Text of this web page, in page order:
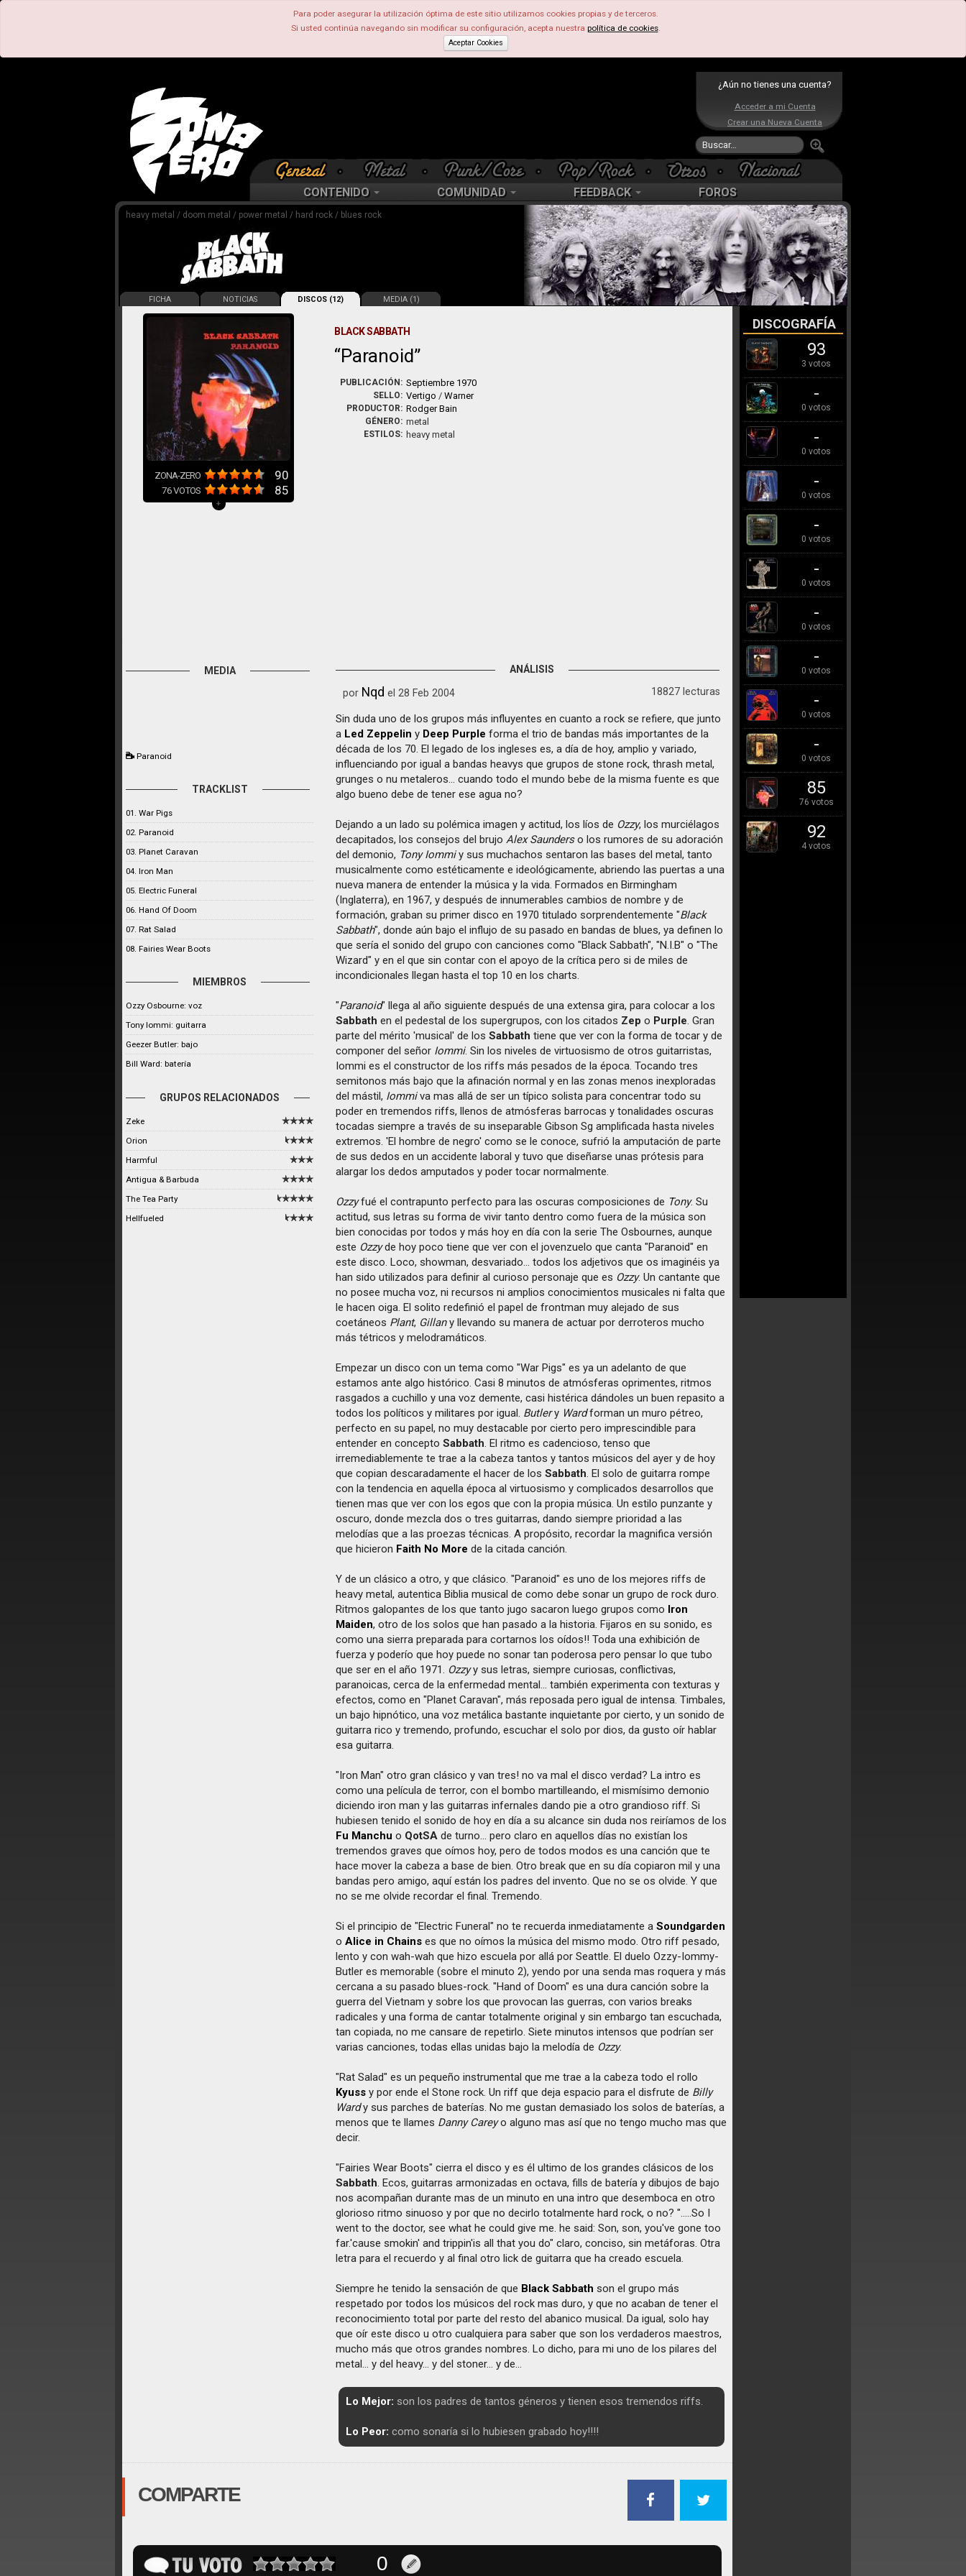
Para poder asegurar la utilización óptima de este sitio utilizamos cookies propias y de terceros.
Si usted continúa navegando sin modificar su configuración, acepta nuestra política de cookies.
Aceptar Cookies
¿Aún no tienes una cuenta?
Acceder a mi Cuenta
Crear una Nueva Cuenta
CONTENIDO COMUNIDAD FEEDBACK FOROS
heavy metal / doom metal / power metal / hard rock / blues rock
FICHA NOTICIAS DISCOS (12) MEDIA (1)
ZONA-ZERO 90
76VOTOS 85
+
BLACK SABBATH
Paranoid
PUBLICACIÓN: Septiembre 1970
SELLO: Vertigo /Warner
PRODUCTOR: Rodger Bain
GÉNERO: metal
ESTILOS: heavy metal
MEDIA
Paranoid
TRACKLIST
01. War Pigs
02. Paranoid
03. Planet Caravan
04. Iron Man
05. Electric Funeral
06. Hand Of Doom
07. Rat Salad
08. Fairies Wear Boots
MIEMBROS
Ozzy Osbourne: voz
Tony Iommi: guitarra
Geezer Butler: bajo
Bill Ward: batería
GRUPOS RELACIONADOS
Zeke
Orion
Harmful
Antigua & Barbuda
The Tea Party
Hellfueled
ANÁLISIS
por Nqd el 28 Feb 2004 18827 lecturas
Sin duda uno de los grupos más influyentes en cuanto a rock se refiere, que junto
a Led Zeppelin y Deep Purple forma el trio de bandas más importantes de la
década de los 70. El legado de los ingleses es, a día de hoy, amplio y variado,
influenciando por igual a bandas heavys que grupos de stone rock, thrash metal,
grunges o nu metaleros... cuando todo el mundo bebe de la misma fuente es que
algo bueno debe de tener ese agua no?
Dejando a un lado su polémica imagen y actitud, los líos de Ozzy, los murciélagos
decapitados, los consejos del brujoAlex Saunderso los rumores de su adoración
del demonio, Tony Iommiy sus muchachos sentaron las bases del metal, tanto
musicalmente como estéticamente e ideológicamente, abriendo las puertas a una
nueva manera de entender la música y la vida. Formados en Birmingham
(Inglaterra), en 1967, y después de innumerables cambios de nombre y de
formación, graban su primer disco en 1970 titulado sorprendentemente "Black
Sabbath", donde aún bajo el influjo de su pasado en bandas de blues, ya definen lo
que sería el sonido del grupo con canciones como "Black Sabbath", "N.I.B" o "The
Wizard" y en el que sin contar con el apoyo de la crítica pero si de miles de
incondicionales llegan hasta el top 10 en los charts.
"Paranoid" llega al año siguiente después de una extensa gira, para colocar a los
Sabbath en el pedestal de los supergrupos, con los citados Zep o Purple. Gran
parte del mérito 'musical' de losSabbath tiene que ver con la forma de tocar y de
componer del señor Iommi. Sin los niveles de virtuosismo de otros guitarristas,
Iommi es el constructor de los riffs más pesados de la época. Tocando tres
semitonos más bajo que la afinación normal y en las zonas menos inexploradas
del mástil, Iommiva mas allá de ser un típico solista para concentrar todo su
poder en tremendos riffs, llenos de atmósferas barrocas y tonalidades oscuras
tocadas siempre a través de su inseparable Gibson Sg amplificada hasta niveles
extremos. 'El hombre de negro' como se le conoce, sufrió la amputación de parte
de sus dedos en un accidente laboral y tuvo que diseñarse unas prótesis para
alargar los dedos amputados y poder tocar normalmente.
Ozzyfué el contrapunto perfecto para las oscuras composiciones de Tony. Su
actitud, sus letras su forma de vivir tanto dentro como fuera de la música son
bien conocidas por todos y más hoy en día con la serie The Osbournes, aunque
este Ozzyde hoy poco tiene que ver con el jovenzuelo que canta "Paranoid" en
este disco. Loco, showman, desvariado... todos los adjetivos que os imaginéis ya
han sido utilizados para definir al curioso personaje que es Ozzy. Un cantante que
no posee mucha voz, ni recursos ni amplios conocimientos musicales ni falta que
le hacen oiga. El solito redefinió el papel de frontman muy alejado de sus
coetáneos Plant, Gillany llevando su manera de actuar por derroteros mucho
más tétricos y melodramáticos.
Empezar un disco con un tema como "War Pigs" es ya un adelanto de que
estamos ante algo histórico. Casi 8 minutos de atmósferas oprimentes, ritmos
rasgados a cuchillo y una voz demente, casi histérica dándoles un buen repasito a
todos los políticos y militares por igual. Butlery Wardforman un muro pétreo,
perfecto en su papel, no muy destacable por cierto pero imprescindible para
entender en conceptoSabbath. El ritmo es cadencioso, tenso que
irremediablemente te trae a la cabeza tantos y tantos músicos del ayer y de hoy
que copian descaradamente el hacer de losSabbath. El solo de guitarra rompe
con la tendencia en aquella época al virtuosismo y complicados desarrollos que
tienen mas que ver con los egos que con la propia música. Un estilo punzante y
oscuro, donde mezcla dos o tres guitarras, dando siempre prioridad a las
melodías que a las proezas técnicas. A propósito, recordar la magnifica versión
que hicieron Faith No More de la citada canción.
Y de un clásico a otro, y que clásico. "Paranoid" es uno de los mejores riffs de
heavy metal, autentica Biblia musical de como debe sonar un grupo de rock duro.
Ritmos galopantes de los que tanto jugo sacaron luego grupos como Iron
Maiden, otro de los solos que han pasado a la historia. Fijaros en su sonido, es
como una sierra preparada para cortarnos los oídos!! Toda una exhibición de
fuerza y poderío que hoy puede no sonar tan poderosa pero pensar lo que tubo
que ser en el año 1971. Ozzyy sus letras, siempre curiosas, conflictivas,
paranoicas, cerca de la enfermedad mental... también experimenta con texturas y
efectos, como en "Planet Caravan", más reposada pero igual de intensa. Timbales,
un bajo hipnótico, una voz metálica bastante inquietante por cierto, y un sonido de
guitarra rico y tremendo, profundo, escuchar el solo por dios, da gusto oír hablar
esa guitarra.
"Iron Man" otro gran clásico y van tres! no va mal el disco verdad? La intro es
como una película de terror, con el bombo martilleando, el mismísimo demonio
diciendo iron man y las guitarras infernales dando pie a otro grandioso riff. Si
hubiesen tenido el sonido de hoy en día a su alcance sin duda nos reiríamos de los
Fu Manchu o QotSA de turno... pero claro en aquellos días no existían los
tremendos graves que oímos hoy, pero de todos modos es una canción que te
hace mover la cabeza a base de bien. Otro break que en su día copiaron mil y una
bandas pero amigo, aquí están los padres del invento. Que no se os olvide. Y que
no se me olvide recordar el final. Tremendo.
Si el principio de "Electric Funeral" no te recuerda inmediatamente aSoundgarden
oAlice in Chains es que no oímos la música del mismo modo. Otro riff pesado,
lento y con wah-wah que hizo escuela por allá por Seattle. El duelo Ozzy-Iommy-
Butler es memorable (sobre el minuto 2), yendo por una senda mas roquera y más
cercana a su pasado blues-rock. "Hand of Doom" es una dura canción sobre la
guerra del Vietnam y sobre los que provocan las guerras, con varios breaks
radicales y una forma de cantar totalmente original y sin embargo tan escuchada,
tan copiada, no me cansare de repetirlo. Siete minutos intensos que podrían ser
varias canciones, todas ellas unidas bajo la melodía de Ozzy.
"Rat Salad" es un pequeño instrumental que me trae a la cabeza todo el rollo
Kyuss y por ende el Stone rock. Un riff que deja espacio para el disfrute de Billy
Wardy sus parches de baterías. No me gustan demasiado los solos de baterías, a
menos que te llames Danny Careyo alguno mas así que no tengo mucho mas que
decir.
"Fairies Wear Boots" cierra el disco y es él ultimo de los grandes clásicos de los
Sabbath. Ecos, guitarras armonizadas en octava, fills de batería y dibujos de bajo
nos acompañan durante mas de un minuto en una intro que desemboca en otro
glorioso ritmo sinuoso y por que no decirlo totalmente hard rock, o no? ".....So I
went to the doctor, see what he could give me. he said: Son, son, you've gone too
far.'cause smokin' and trippin'is all that you do" claro, conciso, sin metáforas. Otra
letra para el recuerdo y al final otro lick de guitarra que ha creado escuela.
Siempre he tenido la sensación de que Black Sabbath son el grupo más
respetado por todos los músicos del rock mas duro, y que no acaban de tener el
reconocimiento total por parte del resto del abanico musical. Da igual, solo hay
que oír este disco u otro cualquiera para saber que son los verdaderos maestros,
mucho más que otros grandes nombres. Lo dicho, para mi uno de los pilares del
metal... y del heavy... y del stoner... y de...
Lo Mejor: son los padres de tantos géneros y tienen esos tremendos riffs.
Lo Peor: como sonaría si lo hubiesen grabado hoy!!!!
COMPARTE
DISCOGRAFÍA
93
3 votos
-
0 votos
-
0 votos
-
0 votos
-
0 votos
-
0 votos
-
0 votos
-
0 votos
-
0 votos
-
0 votos
85
76 votos
92
4 votos